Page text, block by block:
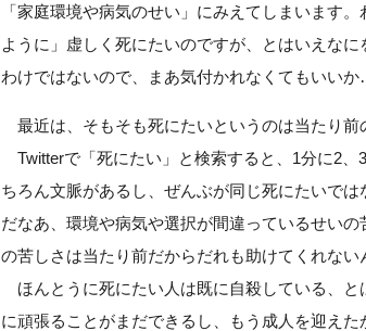
「家庭環境や病気のせい」にみえてしまいます
ように」虚しく死にたいのですが、とはいえな
わけではないので、まあ気付かれなくてもいい
最近は、そもそも死にたいというのは当たり前
Twitterで「死にたい」と検索すると、1分に2
ちろん文脈があるし、ぜんぶが同じ死にたいで
だなあ、環境や病気や選択が間違っているせい
の苦しさは当たり前だからだれも助けてくれない
ほんとうに死にたい人は既に自殺している、
に頑張ることがまだできるし、もう成人を迎え